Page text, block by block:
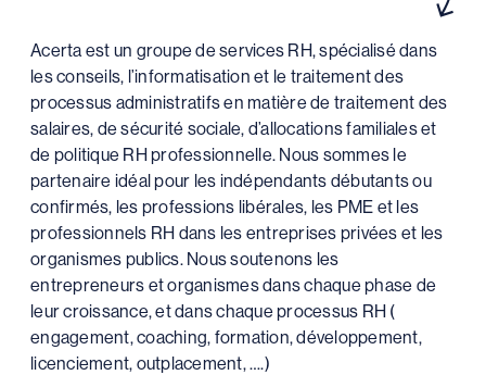
Acerta est un groupe de services RH, spécialisé dans
les conseils, l’informatisation et le traitement des
processus administratifs en matière de traitement des
salaires, de sécurité sociale, d’allocations familiales et
de politique RH professionnelle. Nous sommes le
partenaire idéal pour les indépendants débutants ou
confirmés, les professions libérales, les PME et les
professionnels RH dans les entreprises privées et les
organismes publics. Nous soutenons les
entrepreneurs et organismes dans chaque phase de
leur croissance, et dans chaque processus RH (
engagement, coaching, formation, développement,
licenciement, outplacement, ….)